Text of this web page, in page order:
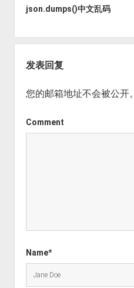
json.dumps()中文乱码
发表回复
您的邮箱地址不会被公开。
Comment
Name*